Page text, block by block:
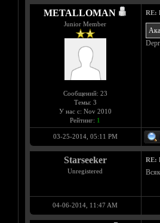
METALLOMAN
Junior Member
Сообщений: 23
Темы: 3
У нас с: Nov 2010
Рейтинг: 1
RE:
03-25-2014, 05:11 PM
Starseeker
Unregistered
RE:
04-06-2014, 11:47 AM